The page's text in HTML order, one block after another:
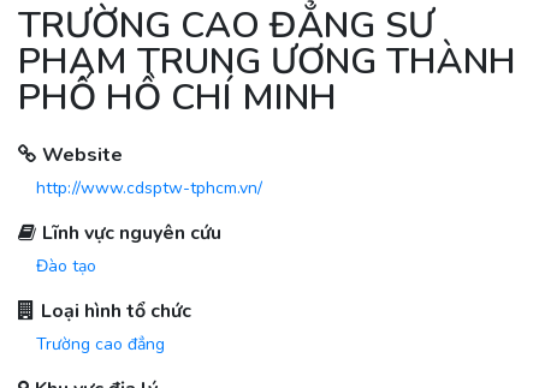
TRƯỜNG CAO ĐẲNG SƯ
PHẠM TRUNG ƯƠNG THÀNH
PHỐ HỒ CHÍ MINH
Website
http://www.cdsptw-tphcm.vn/
Lĩnh vực nguyên cứu
Đào tạo
Loại hình tổ chức
Trường cao đẳng